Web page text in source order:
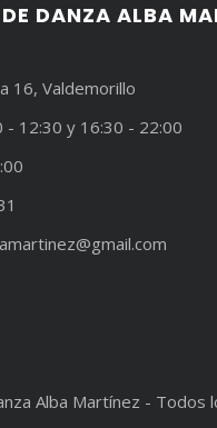
DANZA ALBA
16, Valdemorillo
- 12:30 y 16:30 - 22:00
Alba Martínez - Todos